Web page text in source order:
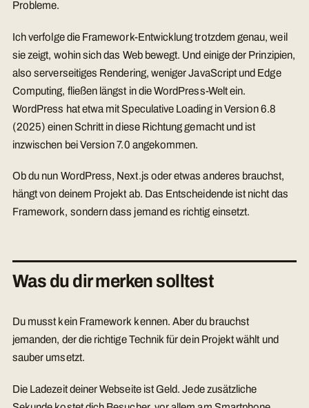
Probleme.
Ich verfolge die Framework-Entwicklung trotzdem genau, weil
sie zeigt, wohin sich das Web bewegt. Und einige der Prinzipien,
also serverseitiges Rendering, weniger JavaScript und Edge
Computing, fließen längst in die WordPress-Welt ein.
WordPress hat etwa mit Speculative Loading in Version 6.8
(2025) einen Schritt in diese Richtung gemacht und ist
inzwischen bei Version 7.0 angekommen.
Ob du nun WordPress, Next.js oder etwas anderes brauchst,
hängt von deinem Projekt ab. Das Entscheidende ist nicht das
Framework, sondern dass jemand es richtig einsetzt.
Was du dir merken solltest
Du musst kein Framework kennen. Aber du brauchst
jemanden, der die richtige Technik für dein Projekt wählt und
sauber umsetzt.
Die Ladezeit deiner Webseite ist Geld. Jede zusätzliche